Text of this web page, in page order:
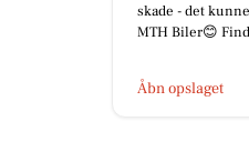
skade - det
MTH Biler😊
Åbn opslaget